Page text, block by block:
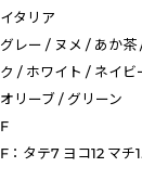
イタリア
グレー / ヌメ / あか茶
ク / ホワイト / ネイ
オリーブ / グリーン
F
F：タテ7 ヨコ12 マチ